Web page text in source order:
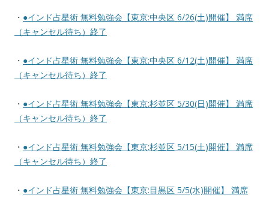
・ ●インド占星術 無料勉強会【東京:中央区 6/26(土)開催】 満席
（キャンセル待ち）終了
・ ●インド占星術 無料勉強会【東京:中央区 6/12(土)開催】 満席
（キャンセル待ち）終了
・ ●インド占星術 無料勉強会【東京:杉並区 5/30(日)開催】 満席
（キャンセル待ち）終了
・ ●インド占星術 無料勉強会【東京:杉並区 5/15(土)開催】 満席
（キャンセル待ち）終了
・ ●インド占星術 無料勉強会【東京:目黒区 5/5(水)開催】 満席